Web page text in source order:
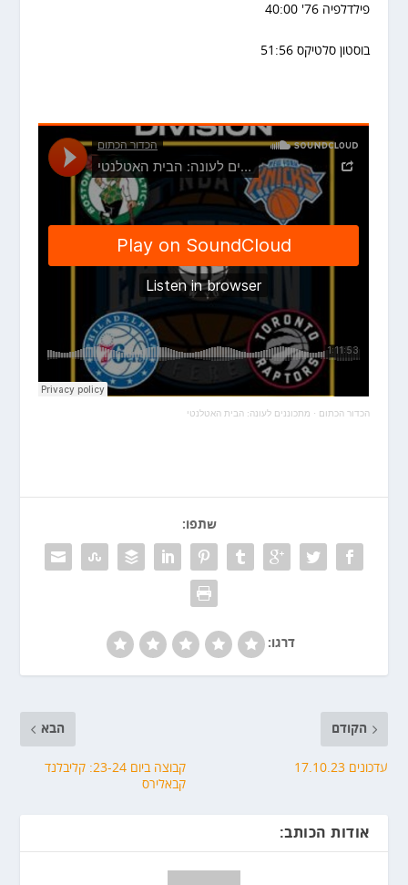
פילדלפיה 76' 40:00
בוסטון סלטיקס 51:56
הכדור הכתום · מתכוננים לעונה: הבית האטלנטי
שתפו:
דרגו:
הקודם
עדכונים 17.10.23
הבא
קבוצה ביום 23-24: קליבלנד
קבאלירס
אודות הכותב: